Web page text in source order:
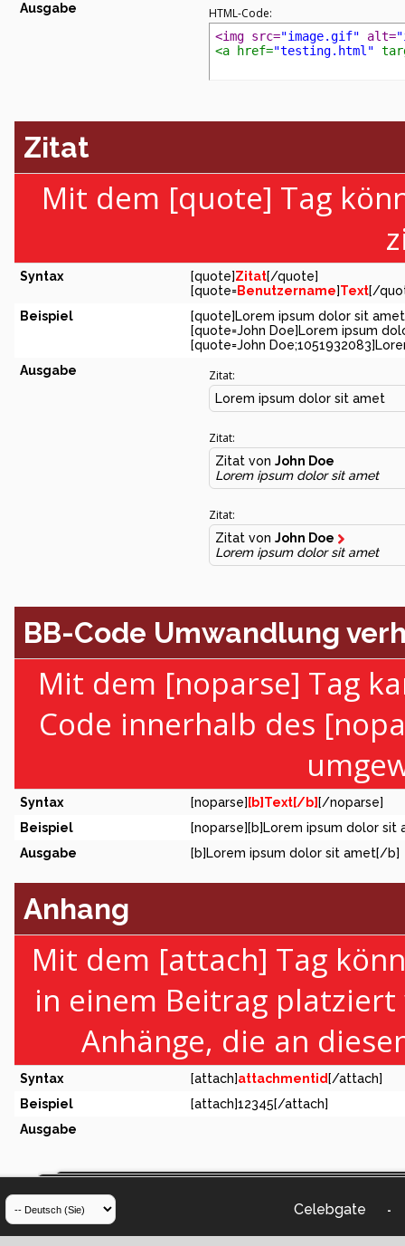
Ausgabe
HTML-Code:
<img src="image.gif" alt=
<a href="testing.html"
Zitat
Mit dem [quote] Tag
Syntax [quote]Zitat[/quote]
[quote=Benutzername]Text[/
Beispiel
[quote]Lorem ipsum dolor sit
[quote=John Doe]Lorem ipsum
[quote=John
Ausgabe
Zitat:
Lorem ipsum dolor sit amet
Zitat:
Zitat von John Doe
Lorem ipsum dolor sit amet
Zitat:
Zitat von John Doe
Lorem ipsum dolor sit amet
BB-Code Umwandlung
Mit dem [noparse] Tag
Code innerhalb des
Syntax [noparse] [b]Text[/b] [/noparse]
Beispiel
[noparse][b]Lorem ipsum dolor
Ausgabe
[b]Lorem ipsum dolor sit amet[/b]
Anhang
Mit dem [attach] Tag
in einem Beitrag
Anhänge, die an
Syntax [attach]attachmentid [/attach]
Beispiel
[attach]12345[/attach]
Ausgabe
Celebgate -